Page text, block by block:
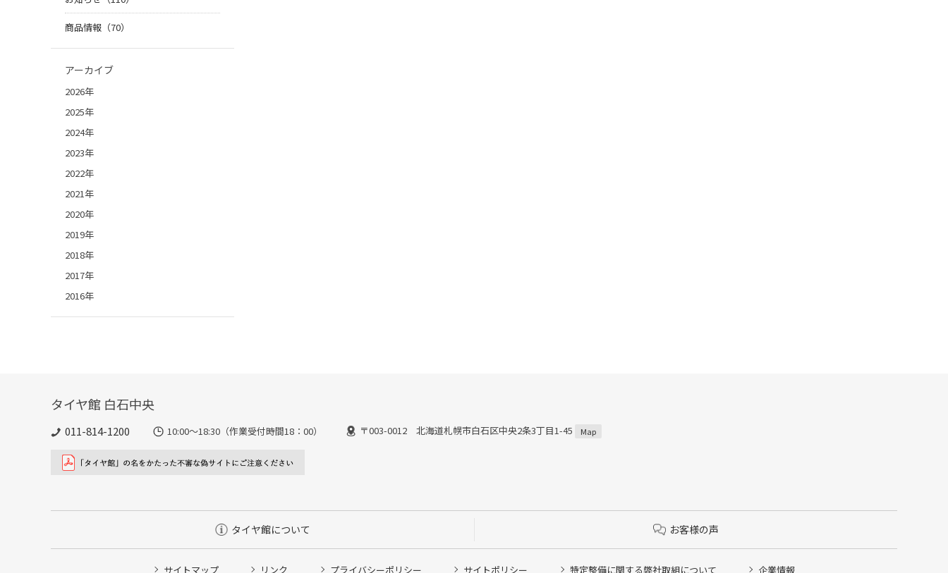
商品情報（70）
アーカイブ
2026年
2025年
2024年
2023年
2022年
2021年
2020年
2019年
2018年
2017年
2016年
タイヤ館 白石中央
011-814-1200 10:00～18:30（作業受付時間18：00） 〒003-0012 北海道札幌市白石区中央2条3丁目1-45 Map
タイヤ館について お客様の声
サイトマップ リンク プライバシーポリシー サイトポリシー 特定整備に関する弊社取組について 企業情報